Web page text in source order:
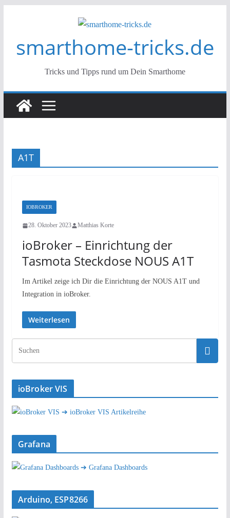
smarthome-tricks.de
Tricks und Tipps rund um Dein Smarthome
A1T
IOBROKER
28. Oktober 2023 Matthias Korte
ioBroker – Einrichtung der
Tasmota Steckdose NOUS A1T
Im Artikel zeige ich Dir die Einrichtung der NOUS A1T und
Integration in ioBroker.
Weiterlesen
ioBroker VIS
➔ ioBroker VIS Artikelreihe
Grafana
➔ Grafana Dashboards
Arduino, ESP8266